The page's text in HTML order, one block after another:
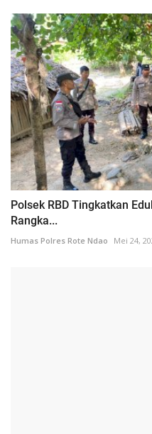
Polsek RBD Tingkatkan
Rangka...
Humas Polres Rote Ndao Mei 24,